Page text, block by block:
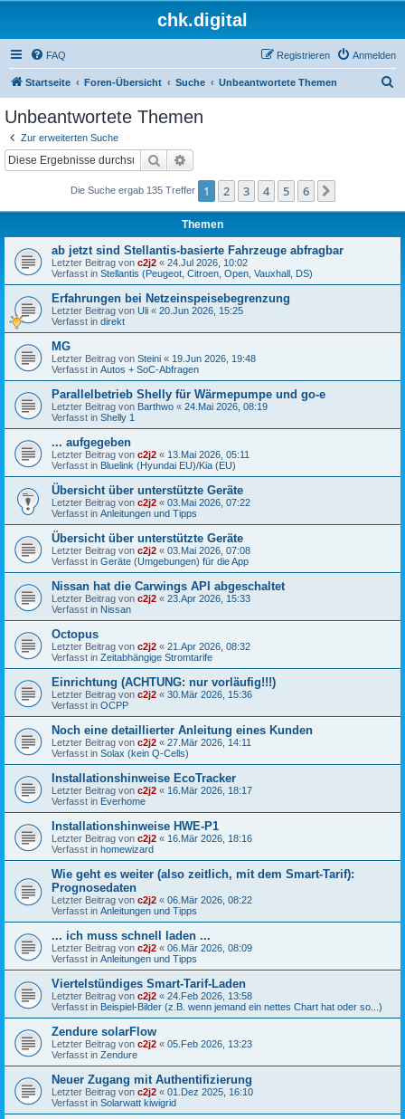
chk.digital
FAQ Anmelden
Registrieren
Startseite Foren-Übersicht Suche Unbeantwortete Themen
Unbeantwortete Themen
Zur erweiterten Suche
Suche
Die Suche ergab 135 Treffer 1 2 3 4 5 6
Themen
ab jetzt sind Stellantis-basierte Fahrzeuge abfragbar
Letzter Beitrag von c2j2 « 24.Jul 2026, 10:02
Verfasst in Stellantis (Peugeot, Citroen, Open, Vauxhall, DS)
Erfahrungen bei Netzeinspeisebegrenzung
Letzter Beitrag von Uli « 20.Jun 2026, 15:25
Verfasst in direkt
MG
Letzter Beitrag von Steini « 19.Jun 2026, 19:48
Verfasst in Autos + SoC-Abfragen
Parallelbetrieb Shelly für Wärmepumpe und go-e
Letzter Beitrag von Barthwo « 24.Mai 2026, 08:19
Verfasst in Shelly 1
... aufgegeben
Letzter Beitrag von c2j2 « 13.Mai 2026, 05:11
Verfasst in Bluelink (Hyundai EU)/Kia (EU)
Übersicht über unterstützte Geräte
Letzter Beitrag von c2j2 « 03.Mai 2026, 07:22
Verfasst in Anleitungen und Tipps
Übersicht über unterstützte Geräte
Letzter Beitrag von c2j2 « 03.Mai 2026, 07:08
Verfasst in Geräte (Umgebungen) für die App
Nissan hat die Carwings API abgeschaltet
Letzter Beitrag von c2j2 « 23.Apr 2026, 15:33
Verfasst in Nissan
Octopus
Letzter Beitrag von c2j2 « 21.Apr 2026, 08:32
Verfasst in Zeitabhängige Stromtarife
Einrichtung (ACHTUNG: nur vorläufig!!!)
Letzter Beitrag von c2j2 « 30.Mär 2026, 15:36
Verfasst in OCPP
Noch eine detaillierter Anleitung eines Kunden
Letzter Beitrag von c2j2 « 27.Mär 2026, 14:11
Verfasst in Solax (kein Q-Cells)
Installationshinweise EcoTracker
Letzter Beitrag von c2j2 « 16.Mär 2026, 18:17
Verfasst in Everhome
Installationshinweise HWE-P1
Letzter Beitrag von c2j2 « 16.Mär 2026, 18:16
Verfasst in homewizard
Wie geht es weiter (also zeitlich, mit dem Smart-Tarif):
Prognosedaten
Letzter Beitrag von c2j2 « 06.Mär 2026, 08:22
Verfasst in Anleitungen und Tipps
... ich muss schnell laden ...
Letzter Beitrag von c2j2 « 06.Mär 2026, 08:09
Verfasst in Anleitungen und Tipps
Viertelstündiges Smart-Tarif-Laden
Letzter Beitrag von c2j2 « 24.Feb 2026, 13:58
Verfasst in Beispiel-Bilder (z.B. wenn jemand ein nettes Chart hat oder so...)
Zendure solarFlow
Letzter Beitrag von c2j2 « 05.Feb 2026, 13:23
Verfasst in Zendure
Neuer Zugang mit Authentifizierung
Letzter Beitrag von c2j2 « 01.Dez 2025, 16:10
Verfasst in Solarwatt kiwigrid